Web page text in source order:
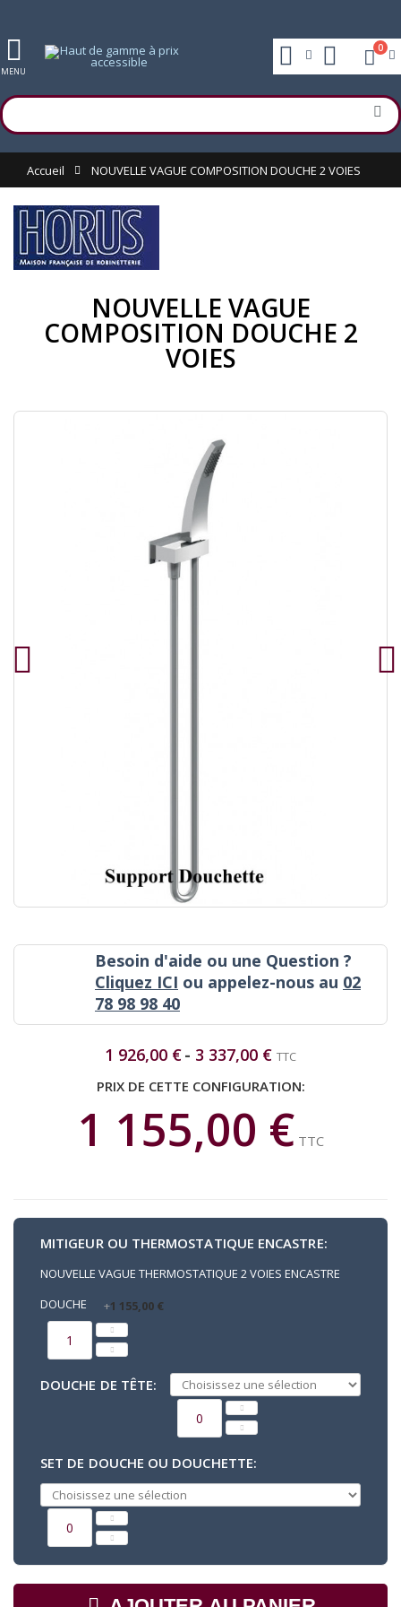
MENU
0
Accueil NOUVELLE VAGUE COMPOSITION DOUCHE 2 VOIES
NOUVELLE VAGUE
COMPOSITION DOUCHE 2
VOIES
Besoin d'aide ou une Question ?
Cliquez ICI ou appelez-nous au 02
78 98 98 40
1 926,00 € 3 337,00 € TTC
PRIX DE CETTE CONFIGURATION:
1 155,00 € TTC
MITIGEUR OU THERMOSTATIQUE ENCASTRE:
NOUVELLE VAGUE THERMOSTATIQUE 2 VOIES ENCASTRE
DOUCHE
+1 155,00 €
DOUCHE DE TÊTE:
SET DE DOUCHE OU DOUCHETTE: